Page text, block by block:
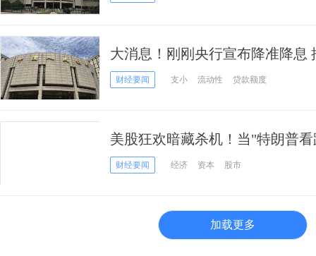
大消息！刚刚央行宣布降准降息
财经要闻 支小 流动性 贷款额度
美股狂欢暗藏杀机！当"特朗普
退财经要闻 经济 资本 股市
加载更多